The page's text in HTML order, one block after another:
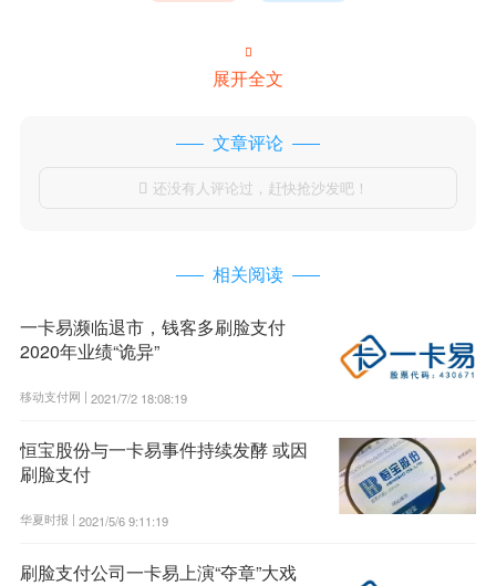

展开全文
文章评论
 还没有人评论过，赶快抢沙发吧！
相关阅读
一卡易濒临退市，钱客多刷脸支付
2020年业绩“诡异”
移动支付网 | 2021/7/2 18:08:19
恒宝股份与一卡易事件持续发酵 或因
刷脸支付
华夏时报 | 2021/5/6 9:11:19
刷脸支付公司一卡易上演“夺章”大戏